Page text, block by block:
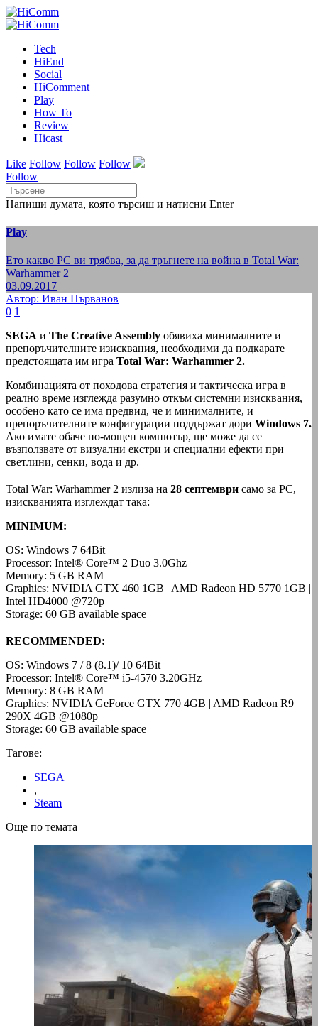
Tech
HiEnd
Social
HiComment
Play
How To
Review
Hicast
Like Follow Follow Follow
Follow
Напиши думата, която търсиш и натисни Enter
Play
Ето какво РС ви трябва, за да тръгнете на война в Total War:
Warhammer 2
03.09.2017
Автор: Иван Първанов
0 1
SEGA и The Creative Assembly обявиха минималните и
препоръчителните изисквания, необходими да подкарате
предстоящата им игра Total War: Warhammer 2.
Комбинацията от походова стратегия и тактическа игра в
реално време изглежда разумно откъм системни изисквания,
особено като се има предвид, че и минималните, и
препоръчителните конфигурации поддържат дори Windows 7.
Ако имате обаче по-мощен компютър, ще може да се
възползвате от визуални екстри и специални ефекти при
светлини, сенки, вода и др.
Total War: Warhammer 2 излиза на 28 септември само за РС,
изискванията изглеждат така:
MINIMUM:
OS: Windows 7 64Bit
Processor: Intel® Core™ 2 Duo 3.0Ghz
Memory: 5 GB RAM
Graphics: NVIDIA GTX 460 1GB | AMD Radeon HD 5770 1GB |
Intel HD4000 @720p
Storage: 60 GB available space
RECOMMENDED:
OS: Windows 7 / 8 (8.1)/ 10 64Bit
Processor: Intel® Core™ i5-4570 3.20GHz
Memory: 8 GB RAM
Graphics: NVIDIA GeForce GTX 770 4GB | AMD Radeon R9
290X 4GB @1080p
Storage: 60 GB available space
Тагове:
SEGA
,
Steam
Още по темата